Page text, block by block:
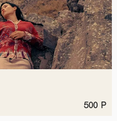
500 Р